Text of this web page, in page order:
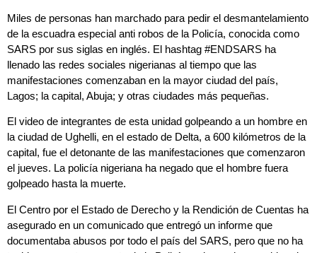
Miles de personas han marchado para pedir el desmantelamiento
de la escuadra especial anti robos de la Policía, conocida como
SARS por sus siglas en inglés. El hashtag #ENDSARS ha
llenado las redes sociales nigerianas al tiempo que las
manifestaciones comenzaban en la mayor ciudad del país,
Lagos; la capital, Abuja; y otras ciudades más pequeñas.
El video de integrantes de esta unidad golpeando a un hombre en
la ciudad de Ughelli, en el estado de Delta, a 600 kilómetros de la
capital, fue el detonante de las manifestaciones que comenzaron
el jueves. La policía nigeriana ha negado que el hombre fuera
golpeado hasta la muerte.
El Centro por el Estado de Derecho y la Rendición de Cuentas ha
asegurado en un comunicado que entregó un informe que
documentaba abusos por todo el país del SARS, pero que no ha